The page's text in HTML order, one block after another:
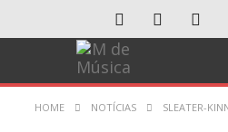
HOME NOTÍCIAS SLEATER-